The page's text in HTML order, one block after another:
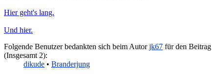
Hier geht's lang.
Und hier.
Folgende Benutzer bedankten sich beim Autorjk67 für den Beitrag
(Insgesamt 2):
dikude • Branderjung